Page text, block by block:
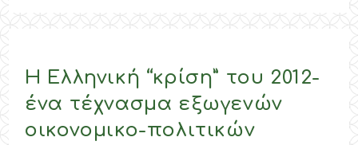
Η Ελληνική “κρίση” του 2012-
ένα τέχνασμα εξωγενών
οικονομικο-πολιτικών